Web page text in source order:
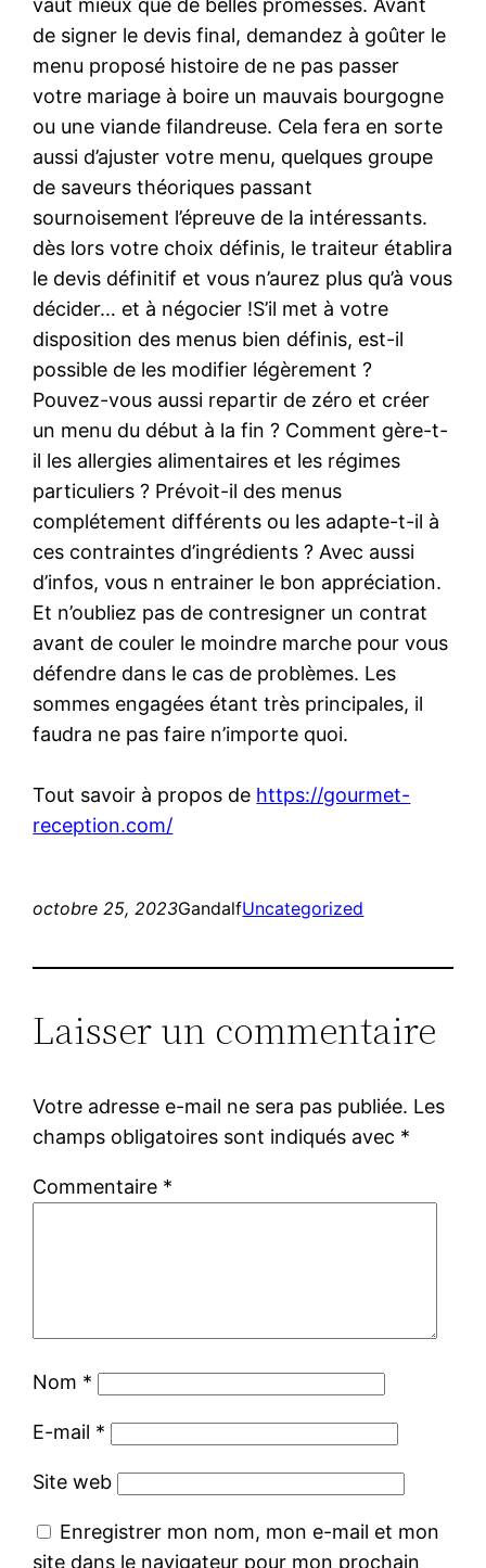
vaut mieux que de belles promesses. Avant
de signer le devis final, demandez à goûter le
menu proposé histoire de ne pas passer
votre mariage à boire un mauvais bourgogne
ou une viande filandreuse. Cela fera en sorte
aussi d’ajuster votre menu, quelques groupe
de saveurs théoriques passant
sournoisement l’épreuve de la intéressants.
dès lors votre choix définis, le traiteur établira
le devis définitif et vous n’aurez plus qu’à vous
décider… et à négocier !S’il met à votre
disposition des menus bien définis, est-il
possible de les modifier légèrement ?
Pouvez-vous aussi repartir de zéro et créer
un menu du début à la fin ? Comment gère-t-
il les allergies alimentaires et les régimes
particuliers ? Prévoit-il des menus
complétement différents ou les adapte-t-il à
ces contraintes d’ingrédients ? Avec aussi
d’infos, vous n entrainer le bon appréciation.
Et n’oubliez pas de contresigner un contrat
avant de couler le moindre marche pour vous
défendre dans le cas de problèmes. Les
sommes engagées étant très principales, il
faudra ne pas faire n’importe quoi.
Tout savoir à propos de https://gourmet-
reception.com/
octobre 25, 2023GandalfUncategorized
Laisser un commentaire
Votre adresse e-mail ne sera pas publiée. Les
champs obligatoires sont indiqués avec *
Commentaire *
Nom *
E-mail *
Site web
Enregistrer mon nom, mon e-mail et mon
site dans le navigateur pour mon prochain